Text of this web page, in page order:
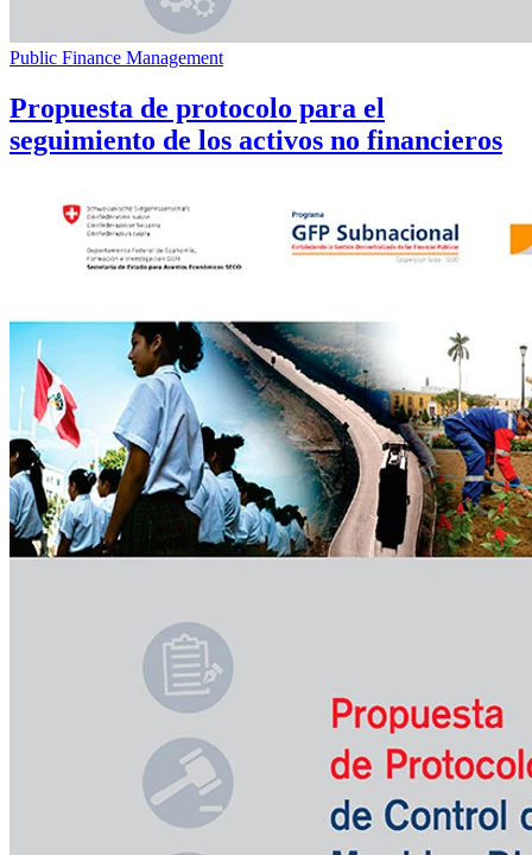
Public Finance Management
Propuesta de protocolo para el
seguimiento de los activos no financieros